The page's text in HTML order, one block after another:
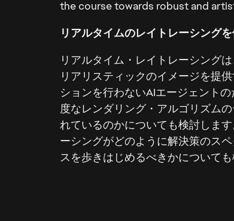
the course towards robust and
リアルタイムのレイトレーシング
リアルタイム・レイトレーシング
リアリスティックのイメージを提
ションを行わないAIエージェント
度なレンダリング・アルゴリズム
れているのかについても検討しま
ーシングがどのように解決策のス
スを歩きはじめるべきかについても